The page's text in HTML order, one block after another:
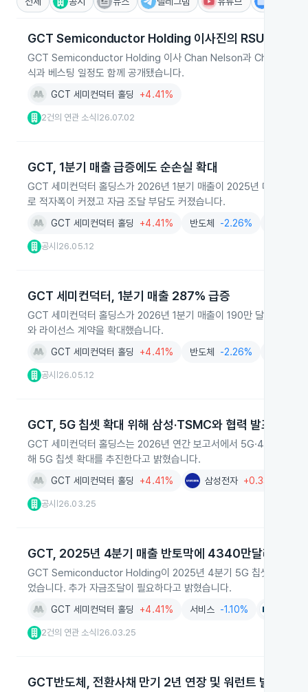
GCT Semiconductor Holding 이사진의 RSU 취득과
GCT Semiconductor Holding 이사 Chan Nelson과 Chun Kukjin
식과 베스팅 일정도 함께 공개됐습니다.
GCT 세미컨덕터 홀딩 +4.41%
2건의 연관 소식 26.07.02
GCT, 1분기 매출 급증에도 순손실 확대
GCT 세미컨덕터 홀딩스가 2026년 1분기 매출이 2025년 대비
로 적자폭이 커졌고 자금 조달 부담도 커졌습니다.
GCT 세미컨덕터 홀딩 +4.41% 반도체 -2.26%
공시 26.05.12
GCT 세미컨덕터, 1분기 매출 287% 급증
GCT 세미컨덕터 홀딩스가 2026년 1분기 매출이 190만 달러로
와 라이선스 계약을 확대했습니다.
GCT 세미컨덕터 홀딩 +4.41% 반도체 -2.26%
공시 26.05.12
GCT, 5G 칩셋 확대 위해 삼성·TSMC와 협력 발표
GCT 세미컨덕터 홀딩스는 2026년 연간 보고서에서 5G·4G RF 트
해 5G 칩셋 확대를 추진한다고 밝혔습니다.
GCT 세미컨덕터 홀딩 +4.41% 삼성전자 +0.33%
공시 26.03.25
GCT, 2025년 4분기 매출 반토막에 4340만달러 순손
GCT Semiconductor Holding이 2025년 4분기 5G 칩셋 출하량은
었습니다. 추가 자금조달이 필요하다고 밝혔습니다.
GCT 세미컨덕터 홀딩 +4.41% 서비스 -1.10%
2건의 연관 소식 26.03.25
GCT반도체, 전환사채 만기 2년 연장 및 워런트 발행